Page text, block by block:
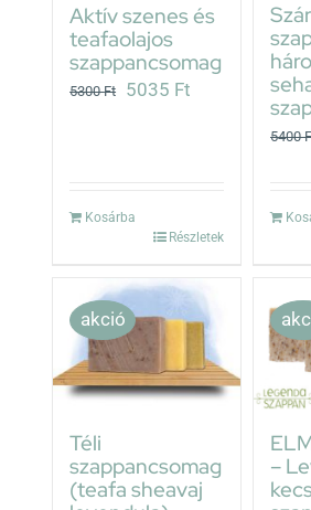
Aktív szenes és
teafaolajos
szappancsomag
5300Ft
Original
5035 Ft
Kosárba
Részletek
5400
akció
Téli
szappancsomag
(teafa sheavaj
–